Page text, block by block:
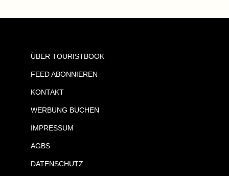
ÜBER TOURISTBOOK
FEED ABONNIEREN
KONTAKT
WERBUNG BUCHEN
IMPRESSUM
AGBS
DATENSCHUTZ